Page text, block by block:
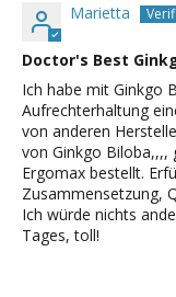
Marietta
Doctor's Best
Ich habe mit Ginkgo
Aufrechterhaltung
von anderen
von Ginkgo Biloba,,,,
Ergomax bestellt.
Zusammensetzung,
Ich würde nichts
Tages, toll!